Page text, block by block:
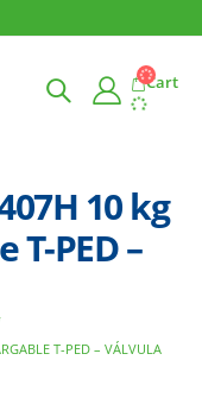
Cart
10 kg
T-PED –
T-PED – VÁLVULA